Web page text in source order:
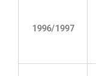
1996/1997